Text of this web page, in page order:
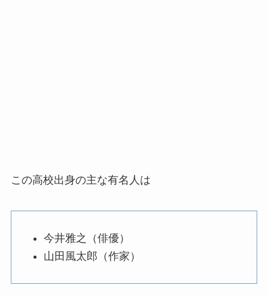
この高校出身の主な有名人は
今井雅之（俳優）
山田風太郎（作家）